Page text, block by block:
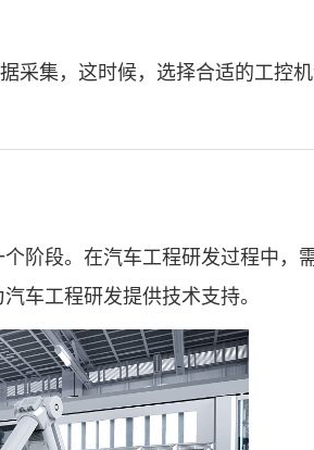
采集，这时候，选择合适的工控
段。在汽车工程研发过程中，
车工程研发提供技术支持。